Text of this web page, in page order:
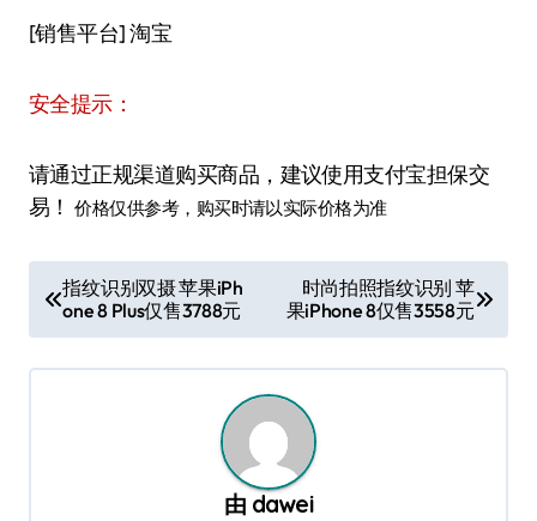
[销售平台] 淘宝
安全提示：
请通过正规渠道购买商品，建议使用支付宝担保交
易！价格仅供参考，购买时请以实际价格为准
章
导
指纹识别双摄 苹果iPh
one 8 Plus仅售3788元
时尚拍照指纹识别 苹
果iPhone 8仅售3558元
由 dawei